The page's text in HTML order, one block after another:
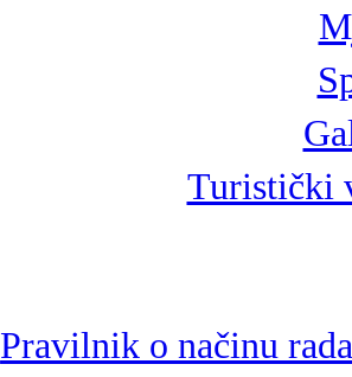
Turistički
Pravilnik o načinu